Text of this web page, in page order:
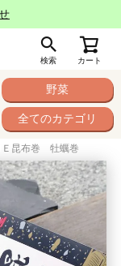
検索 カート
野菜
全てのカテゴリ
Ｅ昆布巻 牡蠣巻